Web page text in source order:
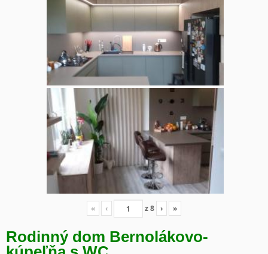
« ‹ z8 › »
Rodinný dom Bernolákovo-